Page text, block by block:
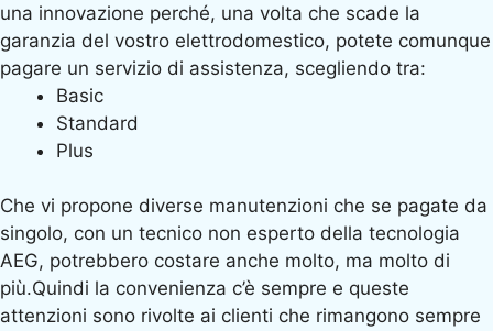
una innovazione perché, una volta che scade la
garanzia del vostro elettrodomestico, potete comunque
pagare un servizio di assistenza, scegliendo tra:
Basic
Standard
Plus
Che vi propone diverse manutenzioni che se pagate da
singolo, con un tecnico non esperto della tecnologia
AEG, potrebbero costare anche molto, ma molto di
più.Quindi la convenienza c’è sempre e queste
attenzioni sono rivolte ai clienti che rimangono sempre